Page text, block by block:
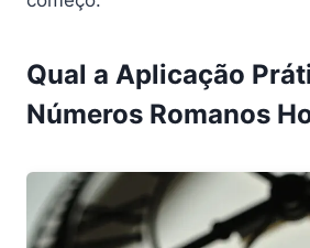
Qual a Aplicação
Números Romanos